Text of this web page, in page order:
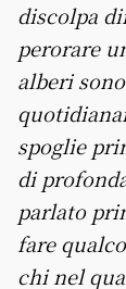
discolpa
perorare
alberi
spoglie
di
parlato
fare
chi nel